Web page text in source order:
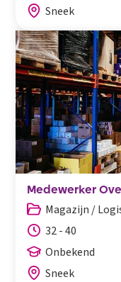
Sneek
Medewerker
Magazijn /
32 - 40
Onbekend
Sneek